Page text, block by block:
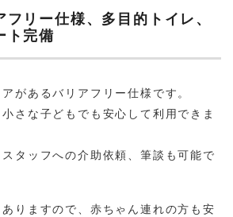
フリー仕様、多目的トイレ、
ト完備
があるバリアフリー仕様です。
さな子どもでも安心して利用できま
タッフへの介助依頼、筆談も可能で
りますので、赤ちゃん連れの方も安